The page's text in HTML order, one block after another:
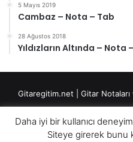
5 Mayıs 2019
Cambaz – Nota – Tab
28 Ağustos 2018
Yıldızların Altında – Nota
Gitaregitim.net | Gitar Notaları
"Notasyon: Musa Çetiner" yazan
Daha iyi bir kullanıcı
Siteye girerek bunu